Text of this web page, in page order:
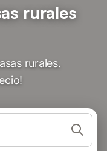
rurales
rurales.